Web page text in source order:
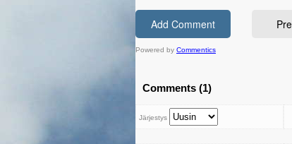
Powered by Commentics
Comments (1)
Järjestys